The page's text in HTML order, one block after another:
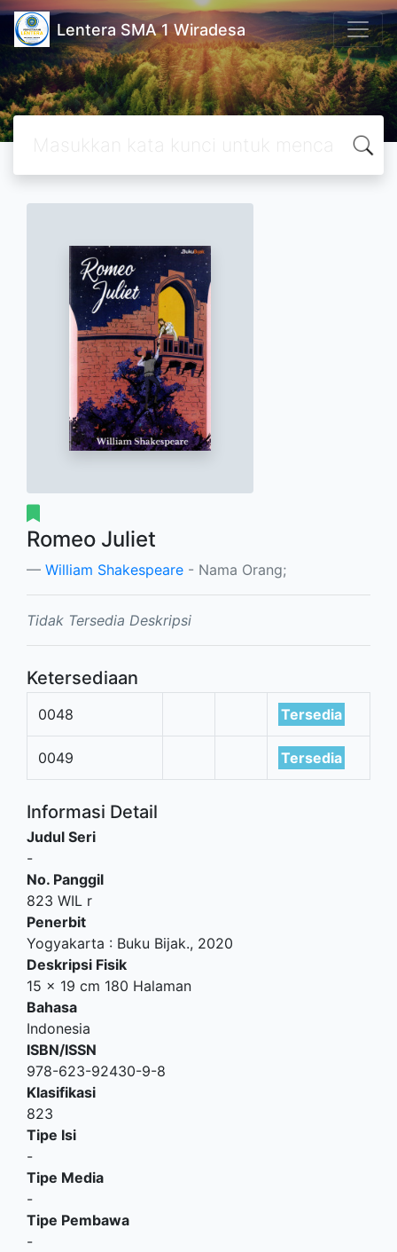
Lentera SMA 1 Wiradesa
Romeo Juliet
William Shakespeare - Nama Orang;
Tidak Tersedia Deskripsi
Ketersediaan
0048 Tersedia
0049 Tersedia
Informasi Detail
Judul Seri
-
No. Panggil
823 WIL r
Penerbit
Yogyakarta : Buku Bijak., 2020
Deskripsi Fisik
15 x 19 cm 180 Halaman
Bahasa
Indonesia
ISBN/ISSN
978-623-92430-9-8
Klasifikasi
823
Tipe Isi
-
Tipe Media
-
Tipe Pembawa
-